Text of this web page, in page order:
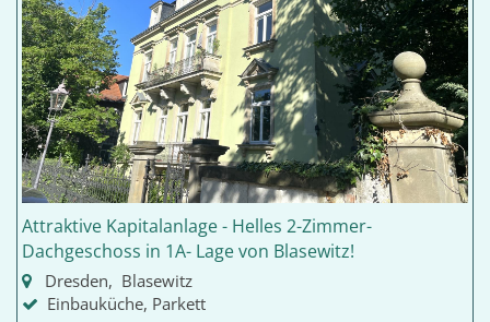
Attraktive Kapitalanlage - Helles 2-Zimmer-
Dachgeschoss in 1A- Lage von Blasewitz!
Dresden, Blasewitz
Einbauküche, Parkett